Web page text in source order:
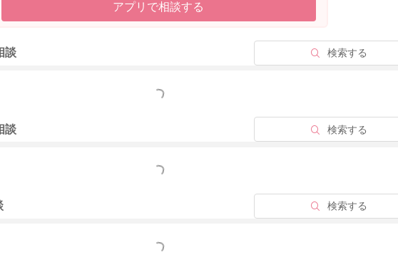
度小児科で相談してみると安心です。
にドロドロを続けるより、「少し形があるけれど柔らかいもの」に寄せていく方が、
いいたします。
2026/4/18 10:19
アプリで相談する
談 検索する
もっと見る
談 検索する
もっと見る
検索する
もっと見る